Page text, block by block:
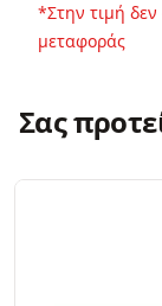
*Στην τιμή
μεταφοράς
Σας